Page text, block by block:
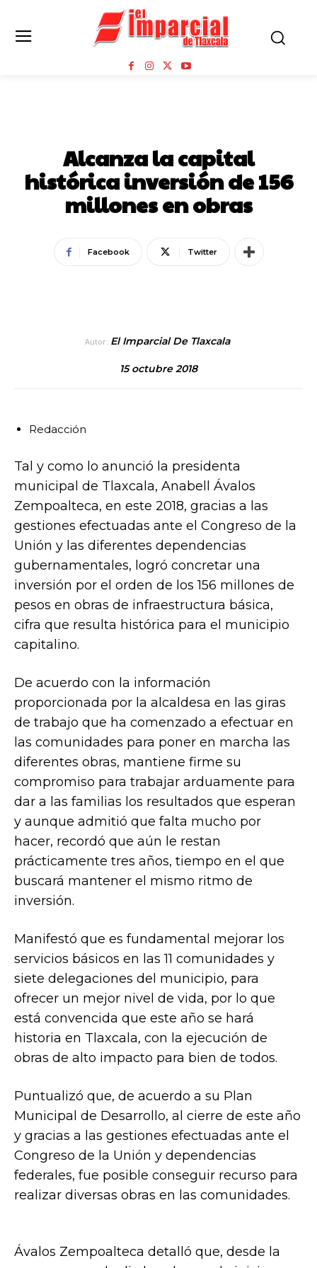
Alcanza la capital
histórica inversión de 156
millones en obras
Facebook Twitter
Autor: El Imparcial De Tlaxcala
15 octubre 2018
Redacción
Tal y como lo anunció la presidenta
municipal de Tlaxcala, Anabell Ávalos
Zempoalteca, en este 2018, gracias a las
gestiones efectuadas ante el Congreso de la
Unión y las diferentes dependencias
gubernamentales, logró concretar una
inversión por el orden de los 156 millones de
pesos en obras de infraestructura básica,
cifra que resulta histórica para el municipio
capitalino.
De acuerdo con la información
proporcionada por la alcaldesa en las giras
de trabajo que ha comenzado a efectuar en
las comunidades para poner en marcha las
diferentes obras, mantiene firme su
compromiso para trabajar arduamente para
dar a las familias los resultados que esperan
y aunque admitió que falta mucho por
hacer, recordó que aún le restan
prácticamente tres años, tiempo en el que
buscará mantener el mismo ritmo de
inversión.
Manifestó que es fundamental mejorar los
servicios básicos en las 11 comunidades y
siete delegaciones del municipio, para
ofrecer un mejor nivel de vida, por lo que
está convencida que este año se hará
historia en Tlaxcala, con la ejecución de
obras de alto impacto para bien de todos.
Puntualizó que, de acuerdo a su Plan
Municipal de Desarrollo, al cierre de este año
y gracias a las gestiones efectuadas ante el
Congreso de la Unión y dependencias
federales, fue posible conseguir recurso para
realizar diversas obras en las comunidades.
Ávalos Zempoalteca detalló que, desde la